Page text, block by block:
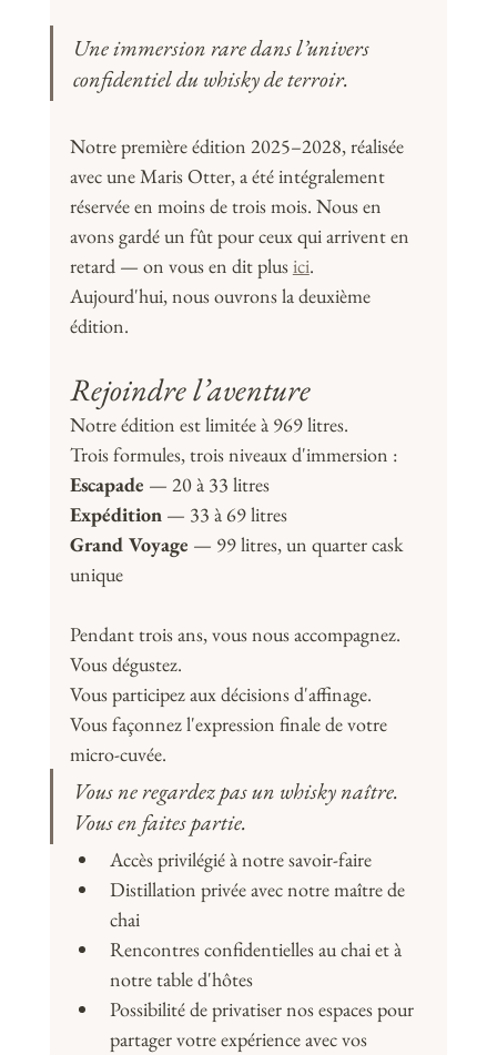
Une immersion rare dans l’univers
confidentiel du whisky de terroir.
Notre première édition 2025–2028, réalisée
avec une Maris Otter, a été intégralement
réservée en moins de trois mois. Nous en
avons gardé un fût pour ceux qui arrivent en
retard — on vous en dit plus ici.
Aujourd'hui, nous ouvrons la deuxième
édition.
Rejoindre l’aventure
Notre édition est limitée à 969 litres.
Trois formules, trois niveaux d'immersion :
Escapade — 20 à 33 litres
Expédition — 33 à 69 litres
Grand Voyage — 99 litres, un quarter cask
unique
Pendant trois ans, vous nous accompagnez.
Vous dégustez.
Vous participez aux décisions d'affinage.
Vous façonnez l'expression finale de votre
micro-cuvée.
Vous ne regardez pas un whisky naître.
Vous en faites partie.
Accès privilégié à notre savoir-faire
Distillation privée avec notre maître de
chai
Rencontres confidentielles au chai et à
notre table d'hôtes
Possibilité de privatiser nos espaces pour
partager votre expérience avec vos